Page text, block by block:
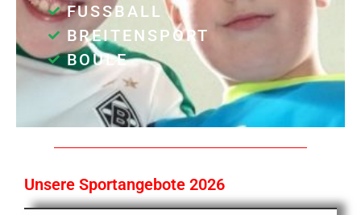
FUSSBALL
BREITENSPORT
BOULE
Unsere Sportangebote 2026